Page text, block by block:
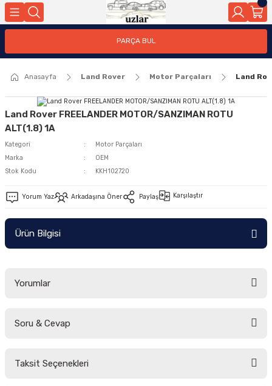
Geri Dön
PARÇA BUL
Anasayfa Land Rover Motor Parçaları Land
Land Rover FREELANDER MOTOR/SANZIMAN ROTU
ALT(1.8) 1A
Kategori
Motor Parçaları
Marka
OEM
Stok Kodu
KKH102720
Yorum Yaz Arkadaşına Öner Paylaş Karşılaştır
Ürün Bilgisi
Yorumlar
Soru & Cevap
Taksit Seçenekleri